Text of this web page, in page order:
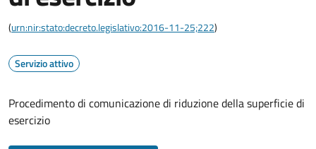
(urn:nir:stato:decreto.legislativo:2016-11-25;222)
Servizio attivo
Procedimento di comunicazione di riduzione della superficie di
esercizio